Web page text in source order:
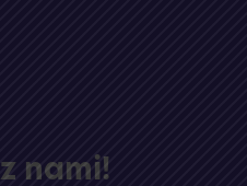
z nami!